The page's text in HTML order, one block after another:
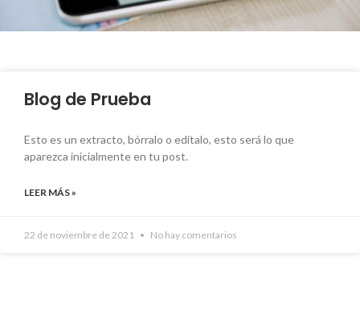
Blog de Prueba
Esto es un extracto, bórralo o edítalo, esto será lo que
aparezca inicialmente en tu post.
LEER MÁS »
22 de noviembre de 2021 No hay comentarios